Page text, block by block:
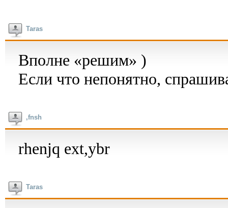
Taras
Вполне «решим» )
Если что непонятно,
,fnsh
rhenjq ext,ybr
Taras